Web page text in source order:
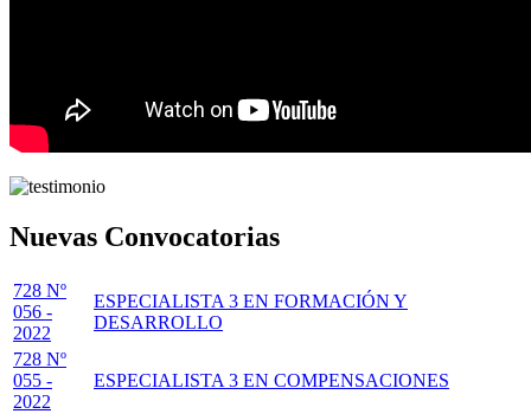
Nuevas Convocatorias
728 Nº
056 -
2022
ESPECIALISTA 3 EN FORMACIÓN Y
DESARROLLO
728 Nº
055 -
2022
ESPECIALISTA 3 EN COMPENSACIONES